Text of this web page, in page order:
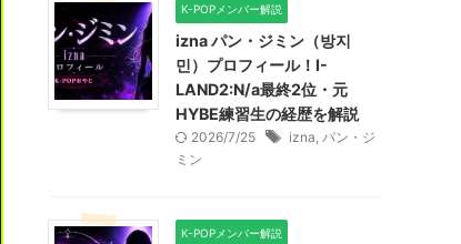
K-POPメンバー解説
izna パン・ジミン（방지
민）プロフィール！I-
LAND2:N/a最終2位・元
HYBE練習生の経歴を解説
2026/7/25 izna, パン・ジ
ミン
K-POPメンバー解説